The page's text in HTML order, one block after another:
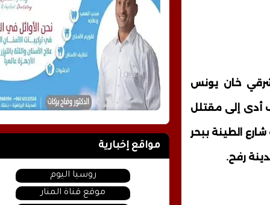
شرقي خان يونس
أدى إلى مقتلل
الطينة ببحر
رفح.
مواقع إخبارية
روسيا اليوم
موقع قناة المنار